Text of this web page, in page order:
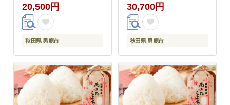
精米 米どころ 秋田 秋
田県産 新米 先行受付]
20,500円
秋田県 男鹿市
田 秋田県産]
30,700円
秋田県 男鹿市